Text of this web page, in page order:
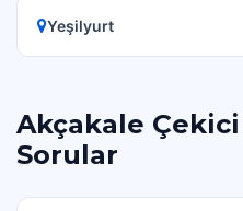
Yeşilyurt
Akçakale Çekici
Sorular